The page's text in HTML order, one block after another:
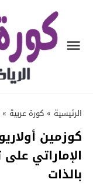
الرئيسية » كورة عربية »
كوزمين
الإماراتي
بالذات